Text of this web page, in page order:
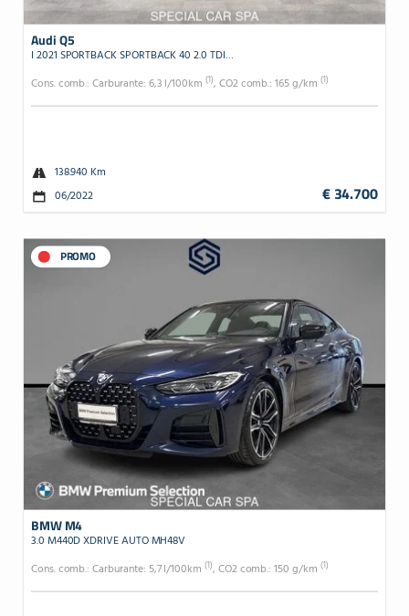
Audi Q5
I 2021 SPORTBACK SPORTBACK 40 2.0 TDI MHEV 12V S LINE PLUS QUATT
Cons. comb.: Carburante: 6,3 l/100km (1), CO2 comb.: 165 g/km (1)
138.940 Km
06/2022
€ 34.700
PROMO
BMW M4
3.0 M440D XDRIVE AUTO MH48V
Cons. comb.: Carburante: 5,7 l/100km (1), CO2 comb.: 150 g/km (1)